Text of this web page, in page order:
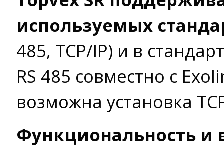
используемых
485, TCP/IP) и в
RS 485 совместно с
возможна установка
Функциональность и